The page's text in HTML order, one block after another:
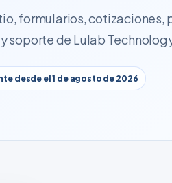
formularios, cotizaciones,
soporte de Lulab
desde el 1 de agosto de 2026